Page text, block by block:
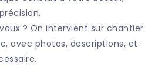
? On intervient sur chantier
avec photos, descriptions, et